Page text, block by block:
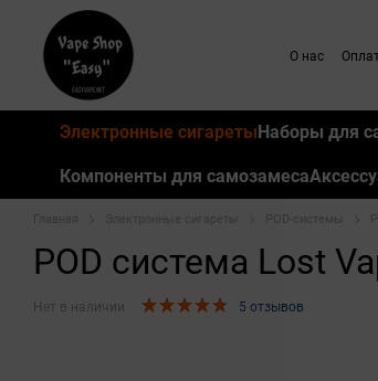
Перейти к основному контенту
О нас
Электронные сигаретыНаборы для
Компоненты для самозамеса
POD-системы
POD система Lost
Нет в наличии 5 отзывов